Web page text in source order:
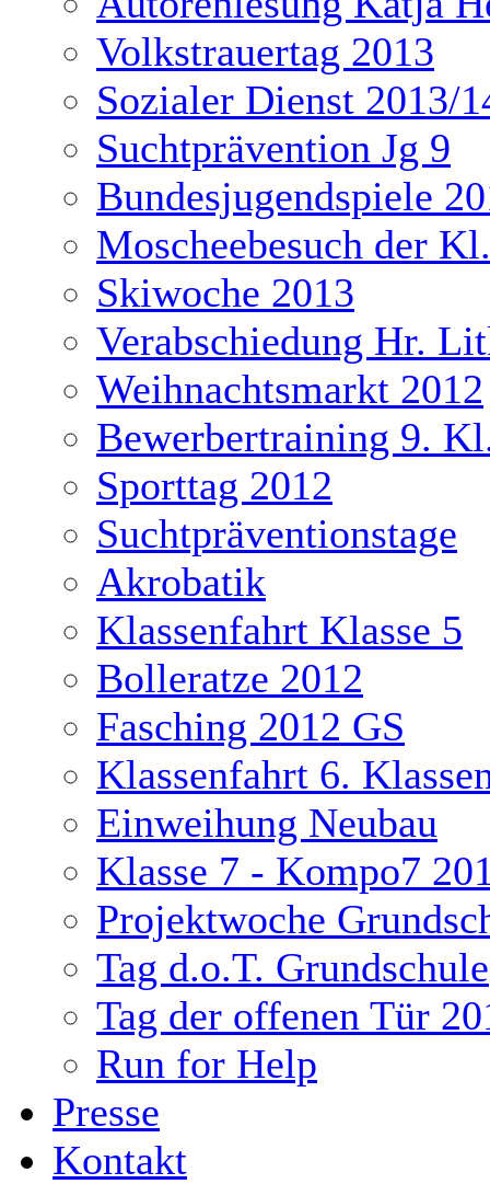
Volkstrauertag 2013
Sozialer Dienst 2013/
Suchtprävention Jg 9
Bundesjugendspiele
Moscheebesuch der
Skiwoche 2013
Verabschiedung Hr.
Weihnachtsmarkt 2012
Bewerbertraining 9.
Sporttag 2012
Suchtpräventionstage
Akrobatik
Klassenfahrt Klasse 5
Bolleratze 2012
Fasching 2012 GS
Klassenfahrt 6.
Einweihung Neubau
Klasse 7 - Kompo7
Projektwoche
Tag d.o.T. Grundschule
Tag der offenen Tür
Run for Help
Presse
Kontakt